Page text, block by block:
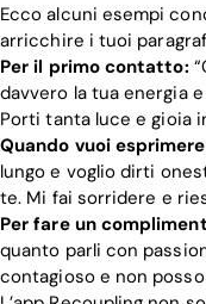
Ecco alcuni esempi
arricchire i tuoi
Per il primo contatto:
davvero la tua energia
Porti tanta luce e gioia
Quando vuoi
lungo e voglio dirti
te. Mi fai sorridere e
Per fare un
quanto parli con
contagioso e non